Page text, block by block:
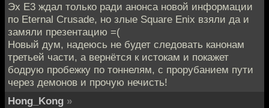
Эх Е3 ждал только ради анонса новой информации
по Eternal Crusade, но злые Square Enix взяли да и
замяли презентацию =(
Новый дум, надеюсь не будет следовать канонам
третьей части, а вернётся к истокам и покажет
бодрую пробежку по тоннелям, с прорубанием пути
через демонов и прочую нечисть!
Hong_Kong »